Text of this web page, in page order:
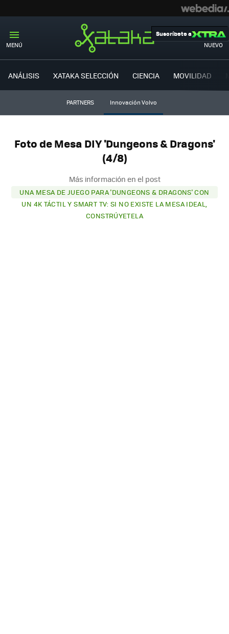
MENÚ NUEVO
Suscríbete a
ANÁLISIS XATAKA SELECCIÓN CIENCIA MOVILIDAD
PARTNERS Innovación Volvo
Foto de Mesa DIY 'Dungeons & Dragons'
(4/8)
Más información en el post
UNA MESA DE JUEGO PARA 'DUNGEONS & DRAGONS' CON
UN 4K TÁCTIL Y SMART TV: SI NO EXISTE LA MESA IDEAL,
CONSTRÚYETELA